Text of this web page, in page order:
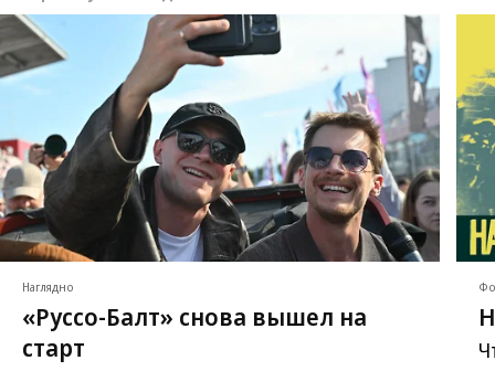
Наглядно
«Руссо-Балт» снова вышел на
старт